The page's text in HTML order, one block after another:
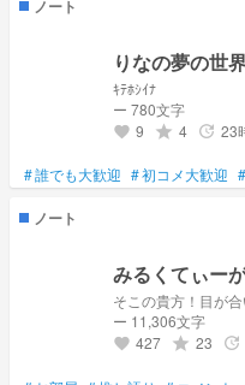
ノート
りなの夢の世
ｷﾃﾎｼｲﾅ
ー 780文字
favorite 9 grade 4 update 23
#誰でも大歓迎 #初コメ大歓迎 #
ノート
みるくてぃー
そこの貴方！目が
ー 11,306文字
favorite 427 grade 23 update